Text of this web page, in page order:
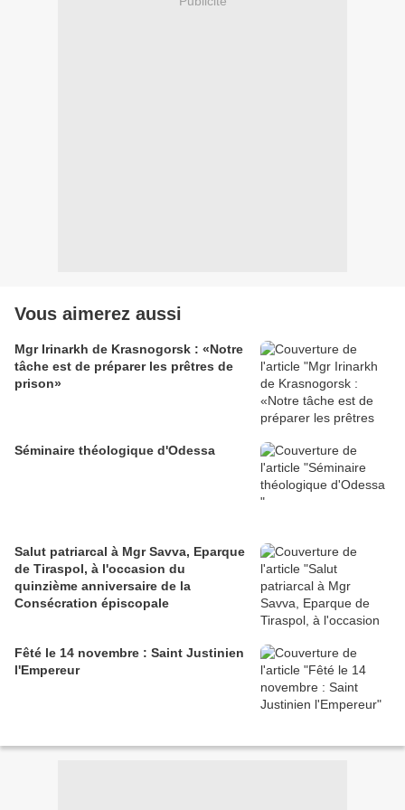
Vous aimerez aussi
Mgr Irinarkh de Krasnogorsk : «Notre
tâche est de préparer les prêtres de
prison»
Séminaire théologique d'Odessa
Salut patriarcal à Mgr Savva, Eparque
de Tiraspol, à l'occasion du
quinzième anniversaire de la
Consécration épiscopale
Fêté le 14 novembre : Saint Justinien
l'Empereur